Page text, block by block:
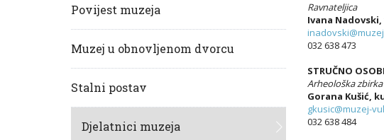
Povijest muzeja
Muzej u obnovljenom dvorcu
Stalni postav
Djelatnici muzeja
Ravnateljica
Ivana
032 638 473
STRUČNO
Arheološka zbirka
Gorana Kušić,
gkusic@muzej-
032 638 484